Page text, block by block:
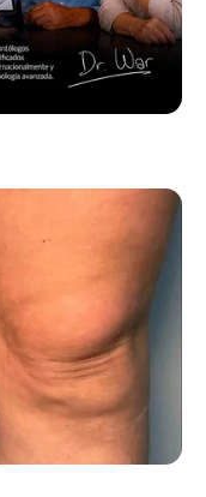
Take It All Back?
Cast? See